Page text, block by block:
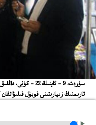
ﺳﯜﺭﻩﺕ، 9 - ﺋﺎﻳﻨﯩﯔ
ﺗﺎﺭﯨﻤﻨﯩﯔ ﺯﯨﻴﺎﺭﯨﺘﯩﻨﻰ ﻗﻮﺑﯘﻝ